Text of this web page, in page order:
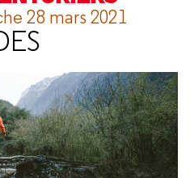
28 mars 2021